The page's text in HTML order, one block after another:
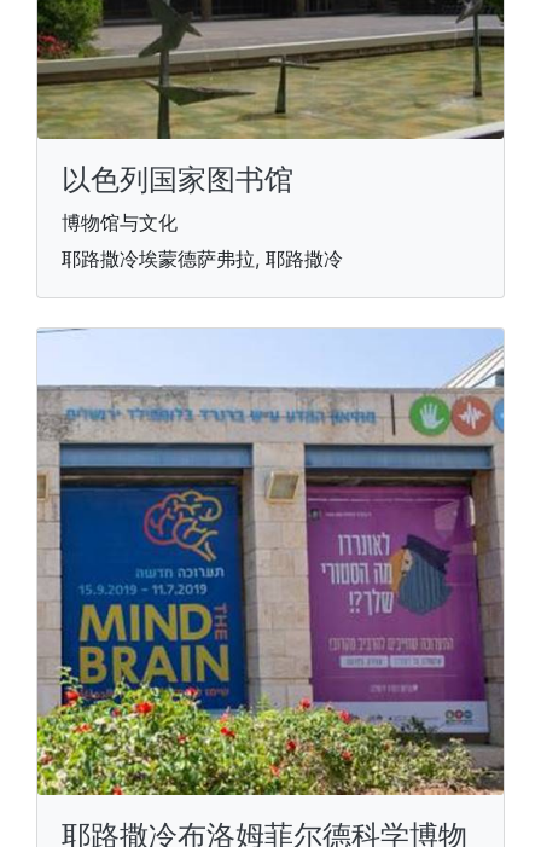
以色列国家图书馆
博物馆与文化
耶路撒冷埃蒙德萨弗拉, 耶路撒冷
耶路撒冷布洛姆菲尔德科学博物